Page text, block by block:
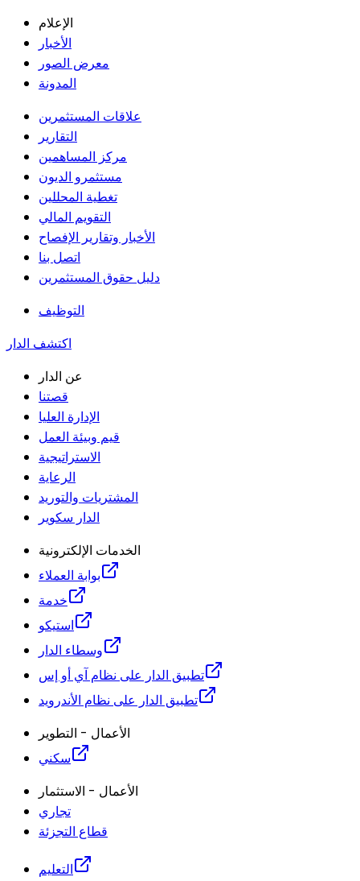
الإعلام
الأخبار
معرض الصور
المدونة
علاقات المستثمرين
التقارير
مركز المساهمين
مستثمرو الديون
تغطية المحللين
التقويم المالي
الأخبار وتقارير الإفصاح
اتصل بنا
دليل حقوق المستثمرين
التوظيف
اكتشف الدار
عن الدار
قصتنا
الإدارة العليا
قيم وبيئة العمل
الاستراتيجية
الرعاية
المشتريات والتوريد
الدار سكوير
الخدمات الإلكترونية
بوابة العملاء
خدمة
استيكو
وسطاء الدار
تطبيق الدار على نظام آي أو إس
تطبيق الدار على نظام الأندرويد
الأعمال - التطوير
سكني
الأعمال - الاستثمار
تجاري
قطاع التجزئة
التعليم